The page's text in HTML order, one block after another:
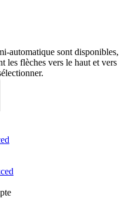
automatique sont disponibles,
les flèches vers le haut et vers